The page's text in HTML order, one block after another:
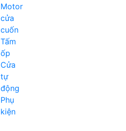
Motor
cửa
cuốn
Tấm
ốp
Cửa
tự
động
Phụ
kiện